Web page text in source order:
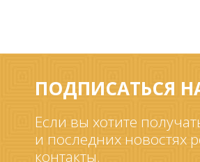
ПОДПИСАТЬСЯ
Если вы хотите
и последних новостях
контакты.